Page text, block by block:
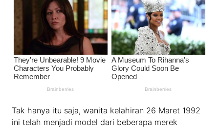
Tak hanya itu saja, wanita kelahiran 26 Maret 1992
ini telah menjadi model dari beberapa merek